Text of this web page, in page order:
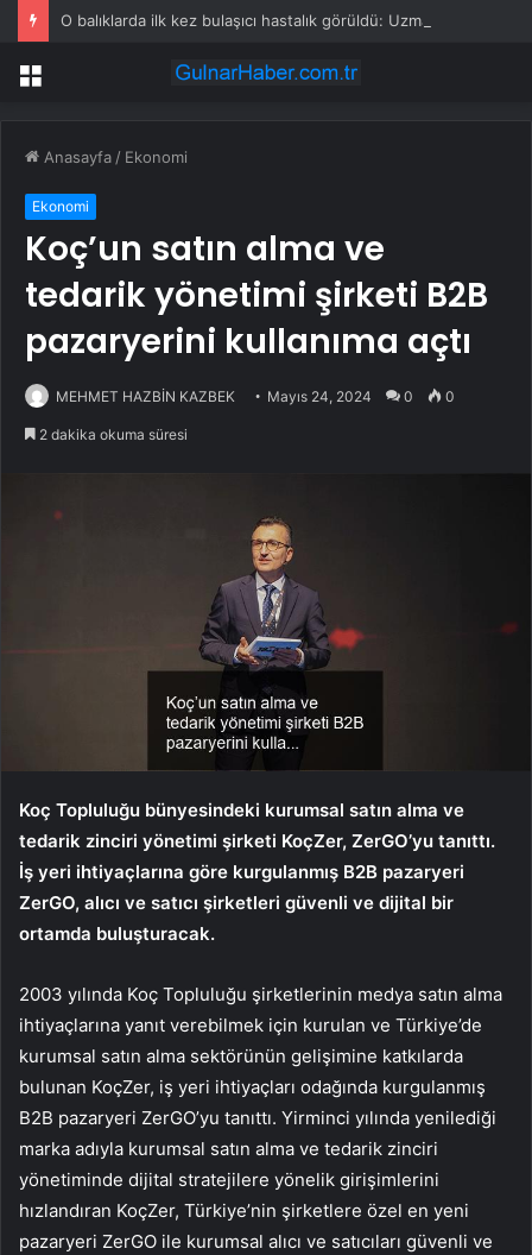
Menü
Anasayfa / Ekonomi
Ekonomi
Koç’un satın alma ve
tedarik yönetimi şirketi B2B
pazaryerini kullanıma açtı
MEHMET HAZBİN KAZBEK Mayıs 24, 2024 0 0
2 dakika okuma süresi
Koç Topluluğu bünyesindeki kurumsal satın alma ve
tedarik zinciri yönetimi şirketi KoçZer, ZerGO’yu tanıttı.
İş yeri ihtiyaçlarına göre kurgulanmış B2B pazaryeri
ZerGO, alıcı ve satıcı şirketleri güvenli ve dijital bir
ortamda buluşturacak.
2003 yılında Koç Topluluğu şirketlerinin medya satın alma
ihtiyaçlarına yanıt verebilmek için kurulan ve Türkiye’de
kurumsal satın alma sektörünün gelişimine katkılarda
bulunan KoçZer, iş yeri ihtiyaçları odağında kurgulanmış
B2B pazaryeri ZerGO’yu tanıttı. Yirminci yılında yenilediği
marka adıyla kurumsal satın alma ve tedarik zinciri
yönetiminde dijital stratejilere yönelik girişimlerini
hızlandıran KoçZer, Türkiye’nin şirketlere özel en yeni
pazaryeri ZerGO ile kurumsal alıcı ve satıcıları güvenli ve